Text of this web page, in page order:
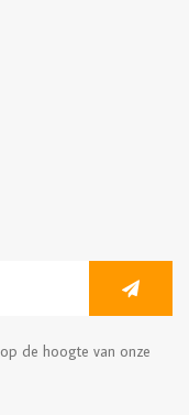
de hoogte van onze